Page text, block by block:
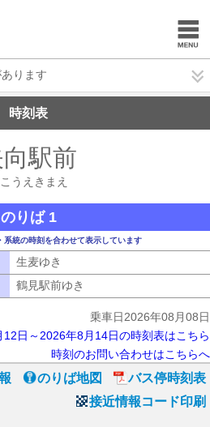
ります
時刻表
駅前
うえきまえ
のりば 1
統の時刻を合わせて表示しています
生麦ゆき
鶴見駅前ゆき
乗車日2026年08月08日
12日～2026年8月14日の時刻表はこちら
時刻のお問い合わせはこちらへ
のりば地図
バス停時刻表
接近情報コード印刷